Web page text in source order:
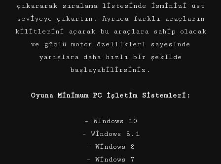
çıkararak sıralama listesinde isminizi üst
seviyeye çıkartın. Ayrıca farklı araçların
kilitlerini açarak bu araçlara sahip olacak
ve güçlü motor özellikleri sayesinde
yarışlara daha hızlı bir şekilde
başlayabilirsiniz.
Oyuna Minimum PC İşletim Sistemleri:
– Windows 10
– Windows 8.1
– Windows 8
– Windows 7